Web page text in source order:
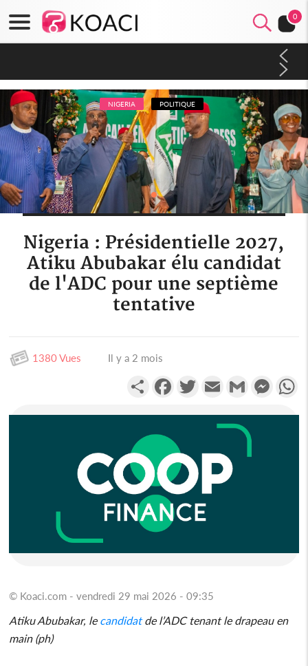
0
NIGERIA POLITIQUE
Nigeria : Présidentielle 2027,
Atiku Abubakar élu candidat
de l'ADC pour une septième
tentative
1380 Vues Il y a 2 mois
PartagerFacebookTwitterEmail Gmail
© Koaci.com - vendredi 29 mai 2026 - 09:35
Atiku Abubakar, lecandidatde l’ADC tenant le drapeau en
main (ph)